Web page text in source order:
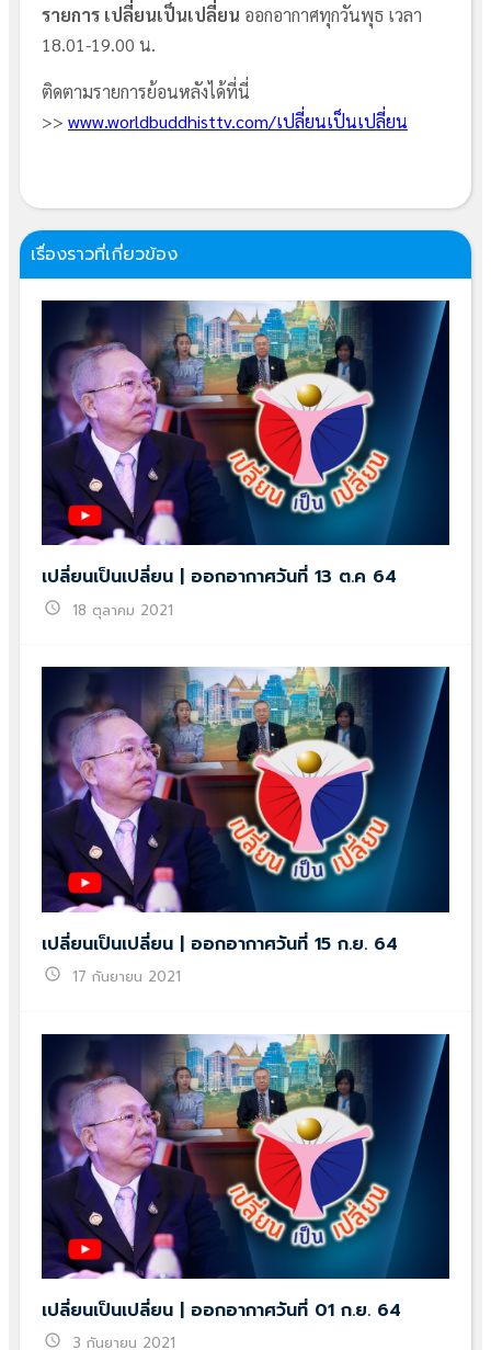
รายการ เปลี่ยนเป็นเปลี่ยน ออกอากาศทุกวันพุธ เวลา
18.01-19.00 น.
ติดตามรายการย้อนหลังได้ที่นี่
>> www.worldbuddhisttv.com/เปลี่ยนเป็นเปลี่ยน
เรื่องราวที่เกี่ยวข้อง
เปลี่ยนเป็นเปลี่ยน | ออกอากาศวันที่ 13 ต.ค 64
schedule 18 ตุลาคม 2021
เปลี่ยนเป็นเปลี่ยน | ออกอากาศวันที่ 15 ก.ย. 64
schedule 17 กันยายน 2021
เปลี่ยนเป็นเปลี่ยน | ออกอากาศวันที่ 01 ก.ย. 64
schedule 3 กันยายน 2021